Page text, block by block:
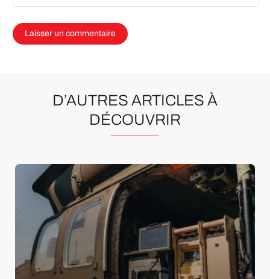
D’AUTRES ARTICLES À
DÉCOUVRIR